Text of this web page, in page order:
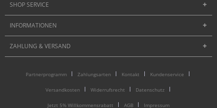
SHOP SERVICE
INFORMATIONEN
ZAHLUNG & VERSAND
Partnerprogramm Zahlungsarten Kontakt Kundenservice
Versandkosten Widerrufsrecht Datenschutz
Jetzt 5% Willkommensrabatt AGB Impressum